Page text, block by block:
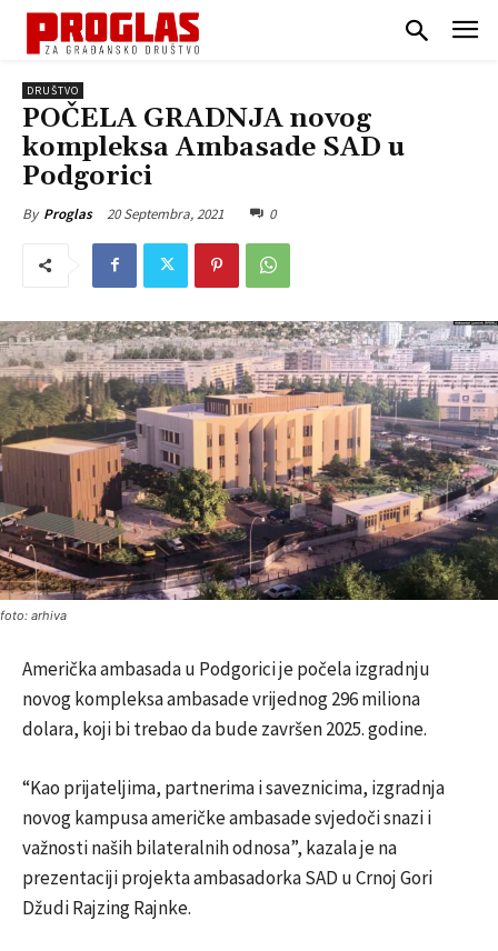
DRUŠTVO
POČELA GRADNJA novog
kompleksa Ambasade SAD u
Podgorici
By Proglas 20 Septembra, 2021 0
foto: arhiva
Američka ambasada u Podgorici je počela izgradnju
novog kompleksa ambasade vrijednog 296 miliona
dolara, koji bi trebao da bude završen 2025. godine.
“Kao prijateljima, partnerima i saveznicima, izgradnja
novog kampusa američke ambasade svjedoči snazi i
važnosti naših bilateralnih odnosa”, kazala je na
prezentaciji projekta ambasadorka SAD u Crnoj Gori
Džudi Rajzing Rajnke.